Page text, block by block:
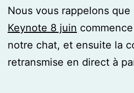
Nous vous rappelons
Keynote 8 juin
notre chat, et ensuite la
retransmise en direct à